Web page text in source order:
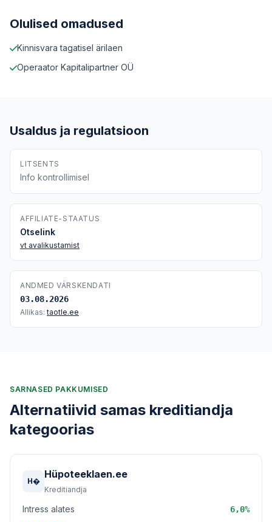
Olulised omadused
Kinnisvara tagatisel ärilaen
Operaator Kapitalipartner OÜ
Usaldus ja regulatsioon
LITSENTS
Info kontrollimisel
AFFILIATE-STAATUS
Otselink
vt avalikustamist
ANDMED VÄRSKENDATI
03.08.2026
Allikas:taotle.ee
SARNASED PAKKUMISED
Alternatiivid samas kreditiandja
kategoorias
H�
Hüpoteeklaen.ee
Kreditiandja
Intress alates
6,0%